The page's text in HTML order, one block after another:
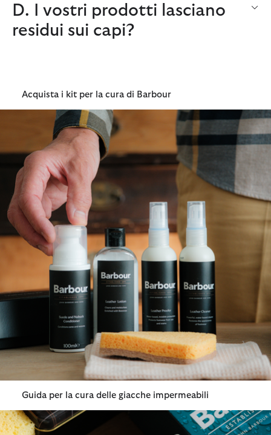
D. I vostri prodotti lasciano
residui sui capi?
Acquista i kit per la cura di Barbour
Guida per la cura delle giacche impermeabili